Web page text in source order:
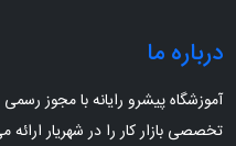
درباره ما
آموزشگاه پیشرو رایانه با مجوز
تخصصی بازار کار را در شهریار